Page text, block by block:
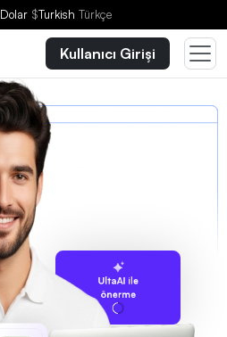
Dolar $Turkish Türkçe
Kullanıcı Girişi
UltaAI ile
önerme